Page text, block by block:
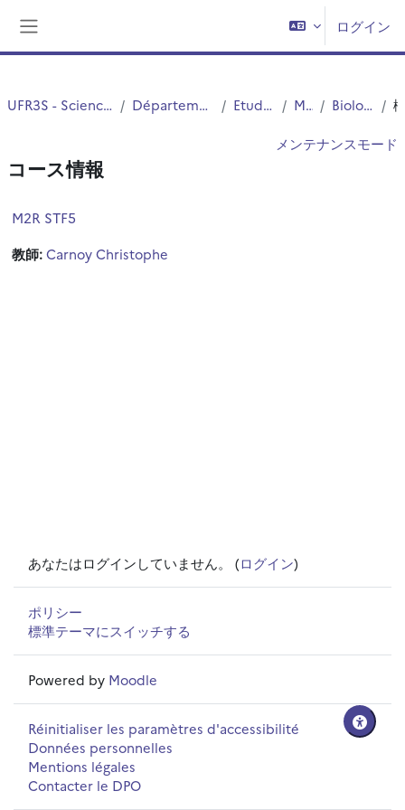
ログイン
UFR3S - Sciences de Santé et du Sport Département UFR3S - Médecine Etudes Medicales MASTERS Biologie Santé M2
メンテナンスモード
コース情報
M2R STF5
教師:Carnoy Christophe
あなたはログインしていません。 (ログイン)
ポリシー
標準テーマにスイッチする
Powered by Moodle
Réinitialiser les paramètres d'accessibilité
Données personnelles
Mentions légales
Contacter le DPO